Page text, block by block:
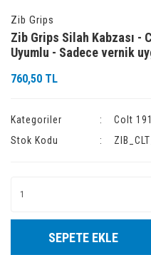
Zib Grips
Zib Grips Silah Kabzası -
Uyumlu - Sadece vernik
760,50 TL
Kategoriler
Colt
Stok Kodu
SEPETE EKLE